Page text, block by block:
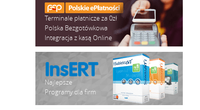
Terminale płatnicze za 0zł
Polska Bezgotówkowa
Integracja z kasą Online
Najlepsze
Programy dla firm